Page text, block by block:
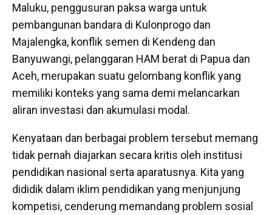
Maluku, penggusuran paksa warga untuk
pembangunan bandara di Kulonprogo dan
Majalengka, konflik semen di Kendeng dan
Banyuwangi, pelanggaran HAM berat di Papua dan
Aceh, merupakan suatu gelombang konflik yang
memiliki konteks yang sama demi melancarkan
aliran investasi dan akumulasi modal.
Kenyataan dan berbagai problem tersebut memang
tidak pernah diajarkan secara kritis oleh institusi
pendidikan nasional serta aparatusnya. Kita yang
dididik dalam iklim pendidikan yang menjunjung
kompetisi, cenderung memandang problem sosial